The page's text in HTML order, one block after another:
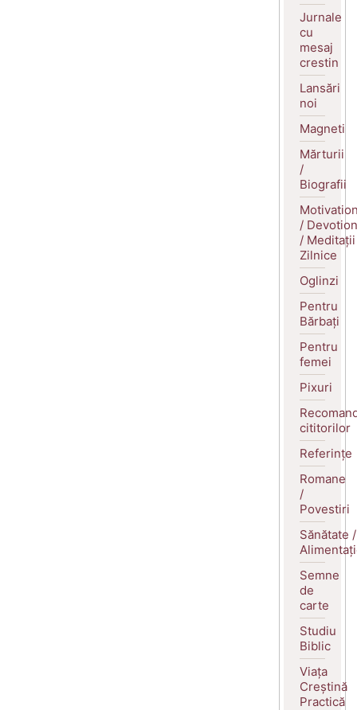
Jurnale
cu
mesaj
crestin
Lansări
noi
Magneti
Mărturii
/
Biografii
/
/ Meditații
Zilnice
Oglinzi
Pentru
Bărbați
Pentru
femei
Pixuri
cititorilor
Referințe
Romane
/
Povestiri
Sănătate /
Semne
de
carte
Studiu
Biblic
Viața
Creștină
Practică